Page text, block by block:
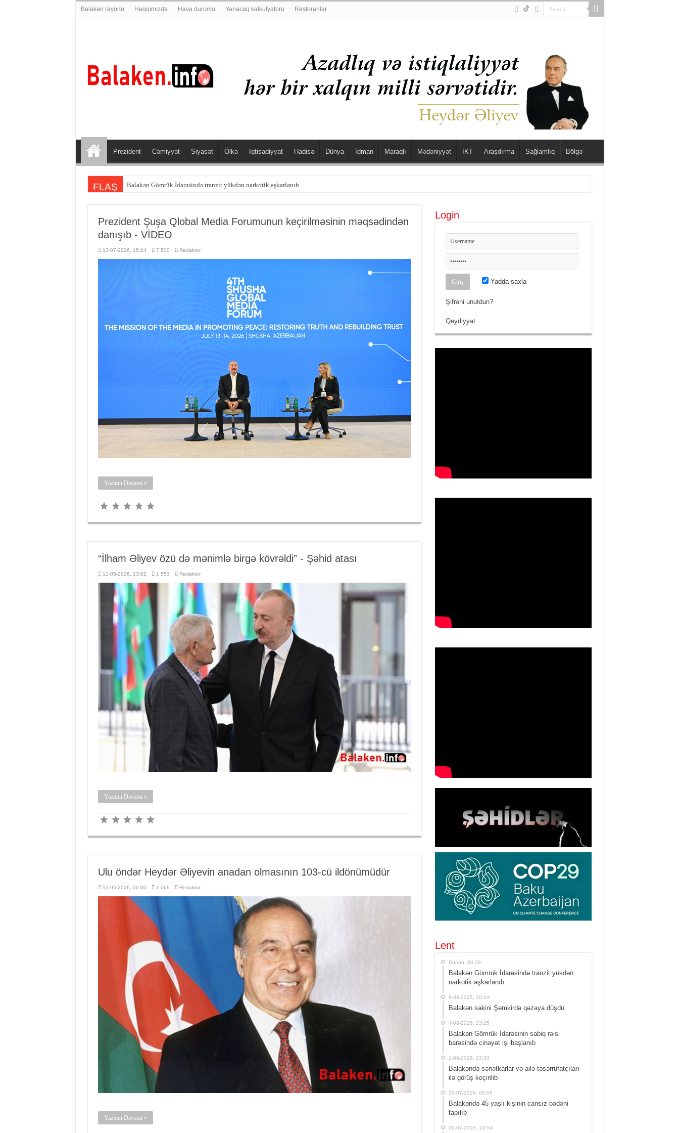
Balakən rayonu Haqqımızda Hava durumu Yanacaq kalkulyatoru Restoranlar
Prezident Cəmiyyət Siyasət Ölkə İqtisadiyyat Hadisə Dünya İdman Maraqlı Mədəniyyət İKT Araşdırma Sağlamlıq Bölgə
FLAŞ Balakən sakini Şəmkirdə qəzaya düşdü
Prezident Şuşa Qlobal Media Forumunun keçirilməsinin məqsədindən
danışıb - VİDEO
13-07-2026, 15:24 7 500 Redaktor
Yazının Davamı »
“İlham Əliyev özü də mənimlə birgə kövrəldi” - Şəhid atası
11-05-2026, 23:02 1 553 Redaktor
Yazının Davamı »
Ulu öndər Heydər Əliyevin anadan olmasının 103-cü ildönümüdür
10-05-2026, 00:00 1 069 Redaktor
Yazının Davamı »
Login
Yadda saxla
Şifrəni unutdun?
Qeydiyyat
Lent
Dünən, 00:09
Balakən Gömrük İdarəsində tranzit yükdən
narkotik aşkarlanıb
6-08-2026, 00:44
Balakən sakini Şəmkirdə qəzaya düşdü
4-08-2026, 23:25
Balakən Gömrük İdarəsinin sabiq rəisi
barəsində cinayət işi başlanıb
1-08-2026, 23:33
Balakəndə sənətkarlar və ailə təsərrüfatçıları
ilə görüş keçirilib
30-07-2026, 00:05
Balakəndə 45 yaşlı kişinin cansız bədəni
tapılıb
29-07-2026, 19:54